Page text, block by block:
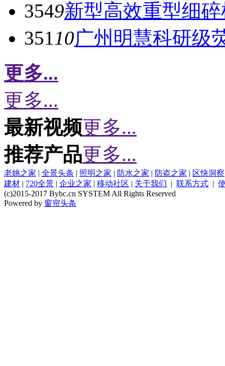
3549新型高效重型细
35110广州明慧科研级
更多...
更多...
最新视频更多...
推荐产品更多...
老姚之家 | 全景头条 | 照明之家 | 防水之家 | 防盗之家 | 区快洞察
建材 | 720全景 | 企业之家 | 移动社区 | 关于我们 | 联系方式 |
(c)2015-2017 Bybc.cn SYSTEM All Rights Reserved
Powered by 窗帘头条